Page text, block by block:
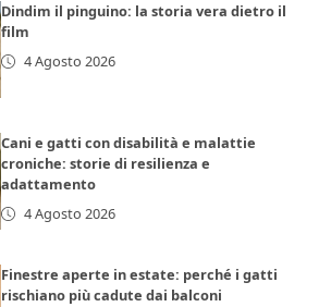
Dindim il pinguino: la storia vera dietro il
film
4 Agosto 2026
Cani e gatti con disabilità e malattie
croniche: storie di resilienza e
adattamento
4 Agosto 2026
Finestre aperte in estate: perché i gatti
rischiano più cadute dai balconi